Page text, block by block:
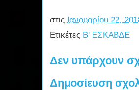
στις Ιανουαρίου 22,
Ετικέτες Β' ΕΣΚΑΒΔΕ
Δεν υπάρχουν
Δημοσίευση